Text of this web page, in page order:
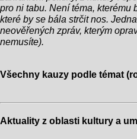
co s těmi úplně
budou muset přeplavat.
demonstrovat, že sport
pro ni tabu. Není téma, kterému
které by se bála strčit nos.
neověřených zpráv, kterým
nemusíte).
Všechny kauzy podle témat
Aktuality z oblasti kultury a